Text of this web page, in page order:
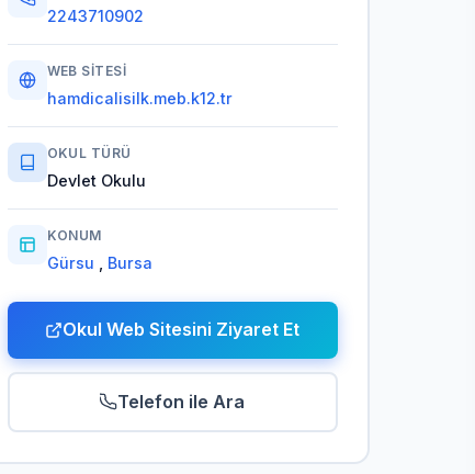
2243710902
WEB SITESI
hamdicalisilk.meb.k12.tr
OKUL TÜRÜ
Devlet Okulu
KONUM
Gürsu Bursa
Okul Web Sitesini Ziyaret Et
Telefon ile Ara